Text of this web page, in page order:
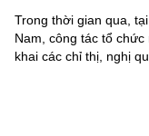
Trong thời gian qua,
Nam, công tác tổ
khai các chỉ thị, nghị